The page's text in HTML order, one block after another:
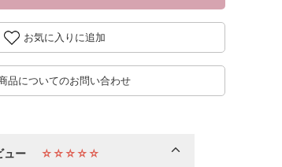
お気に入りに追加
品についてのお問い合わせ
ュー ☆☆☆☆☆